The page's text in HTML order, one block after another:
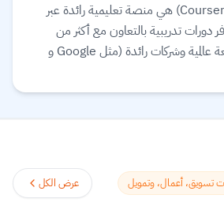
كورسيرا (Coursera) هي منصة تعليمية رائدة عبر
دورات تدريبية بالتعاون مع أكثر من
300 جامعة عالمية وشركات رائدة (مثل Google و
المنصة مجموعة واسعة من الخيارات
التكنولوجيا، الأعمال، والصحة.
الذكاء الاصطناعي لترجمة آلاف
تسويق، أعمال، وتمويل عرض الكل